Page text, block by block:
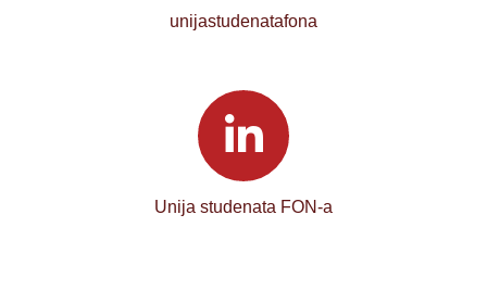
unijastudenatafona
Unija studenata FON-a